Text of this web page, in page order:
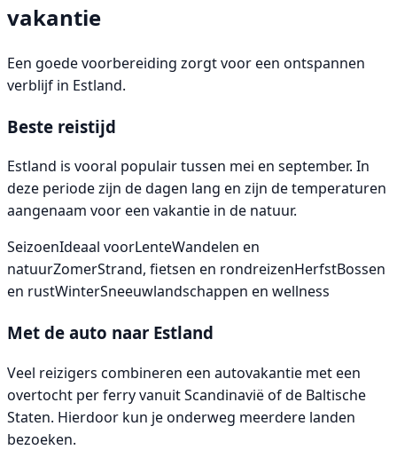
vakantie
Een goede voorbereiding zorgt voor een ontspannen
verblijf in Estland.
Beste reistijd
Estland is vooral populair tussen mei en september. In
deze periode zijn de dagen lang en zijn de temperaturen
aangenaam voor een vakantie in de natuur.
SeizoenIdeaal voorLenteWandelen en
natuurZomerStrand, fietsen en rondreizenHerfstBossen
en rustWinterSneeuwlandschappen en wellness
Met de auto naar Estland
Veel reizigers combineren een autovakantie met een
overtocht per ferry vanuit Scandinavië of de Baltische
Staten. Hierdoor kun je onderweg meerdere landen
bezoeken.